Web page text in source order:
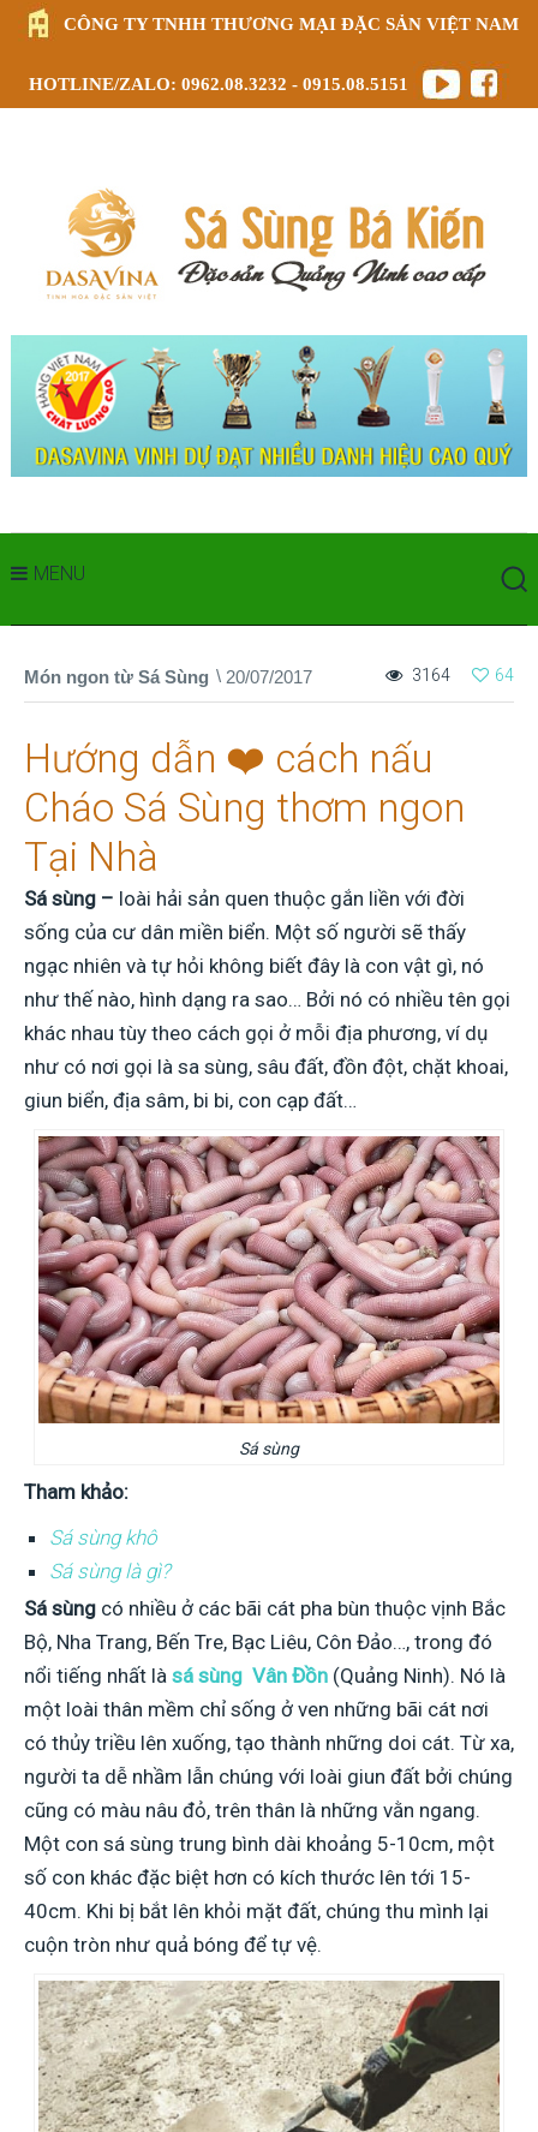
CÔNG TY TNHH THƯƠNG MẠI ĐẶC SẢN VIỆT NAM
HOTLINE/ZALO: 0962.08.3232 - 0915.08.5151
MENU
Món ngon từ Sá Sùng 20/07/2017 64
3164
Hướng dẫn ❤️ cách nấu
Cháo Sá Sùng thơm ngon
Tại Nhà
Sá sùng – loài hải sản quen thuộc gắn liền với đời
sống của cư dân miền biển. Một số người sẽ thấy
ngạc nhiên và tự hỏi không biết đây là con vật gì, nó
như thế nào, hình dạng ra sao… Bởi nó có nhiều tên gọi
khác nhau tùy theo cách gọi ở mỗi địa phương, ví dụ
như có nơi gọi là sa sùng, sâu đất, đồn đột, chặt khoai,
giun biển, địa sâm, bi bi, con cạp đất…
Sá sùng
Tham khảo:
Sá sùng khô
Sá sùng là gì?
Sá sùng có nhiều ở các bãi cát pha bùn thuộc vịnh Bắc
Bộ, Nha Trang, Bến Tre, Bạc Liêu, Côn Đảo…, trong đó
nổi tiếng nhất là sá sùng Vân Đồn (Quảng Ninh). Nó là
một loài thân mềm chỉ sống ở ven những bãi cát nơi
có thủy triều lên xuống, tạo thành những doi cát. Từ xa,
người ta dễ nhầm lẫn chúng với loài giun đất bởi chúng
cũng có màu nâu đỏ, trên thân là những vằn ngang.
Một con sá sùng trung bình dài khoảng 5-10cm, một
số con khác đặc biệt hơn có kích thước lên tới 15-
40cm. Khi bị bắt lên khỏi mặt đất, chúng thu mình lại
cuộn tròn như quả bóng để tự vệ.